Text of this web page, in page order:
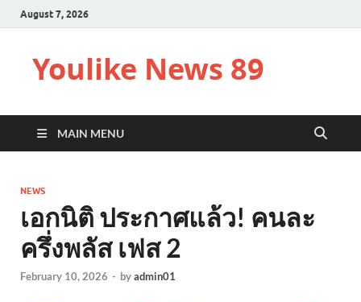
August 7, 2026
Youlike News 89
MAIN MENU
NEWS
เอกนิติ ประกาศแล้ว! คนละ
ครึ่งพลัส เฟส 2
February 10, 2026 - byadmin01